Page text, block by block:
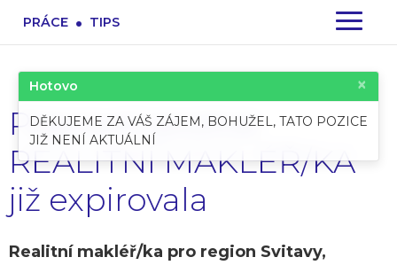
PRÁCE . TIPS
Pracovní pozice:
REALITNÍ MAKLÉŘ/KA
již expirovala
Realitní makléř/ka pro region Svitavy,
Hotovo ×
DĚKUJEME ZA VÁŠ ZÁJEM, BOHUŽEL, TATO POZICE
JIŽ NENÍ AKTUÁLNÍ